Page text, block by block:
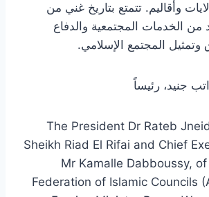
ولايات وأقاليم. تتمتع بتاريخ غني من
من الخدمات المجتمعية والدفاع
المجتمع الإسلامي.
جنيد، رئيساً
The President Dr Rateb
Sheikh Riad El Rifai and Chief
Mr Kamalle Dabboussy,
Federation of Islamic Councils